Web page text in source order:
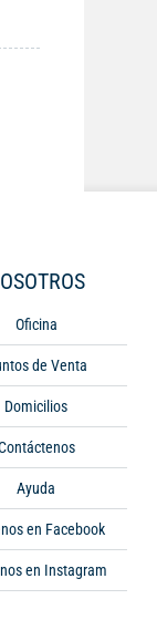
Oficina
de Venta
Domicilios
Ayuda
en Facebook
en Instagram